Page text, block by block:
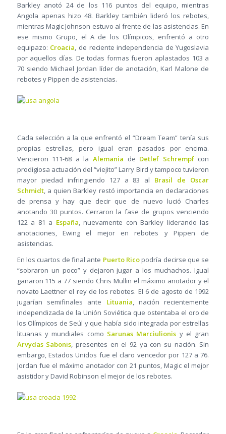
Barkley anotó 24 de los 116 puntos del equipo, mientras
Angola apenas hizo 48. Barkley también lideró los rebotes,
mientras Magic Johnson estuvo al frente de las asistencias. En
ese mismo Grupo, el A de los Olímpicos, enfrentó a otro
equipazo: Croacia, de reciente independencia de Yugoslavia
por aquellos días. De todas formas fueron aplastados 103 a
70 siendo Michael Jordan líder de anotación, Karl Malone de
rebotes y Pippen de asistencias.
Cada selección a la que enfrentó el “Dream Team” tenía sus
propias estrellas, pero igual eran pasados por encima.
Vencieron 111-68 a la Alemania de Detlef Schrempfcon
prodigiosa actuación del “viejito” Larry Bird y tampoco tuvieron
mayor piedad infringiendo 127 a 83 al Brasil de Oscar
Schmidt, a quien Barkley restó importancia en declaraciones
de prensa y hay que decir que de nuevo lució Charles
anotando 30 puntos. Cerraron la fase de grupos venciendo
122 a 81 a España, nuevamente con Barkley liderando las
anotaciones, Ewing el mejor en rebotes y Pippen de
asistencias.
En los cuartos de final ante Puerto Ricopodría decirse que se
“sobraron un poco” y dejaron jugar a los muchachos. Igual
ganaron 115 a 77 siendo Chris Mullin el máximo anotador y el
novato Laettner el rey de los rebotes. El 6 de agosto de 1992
jugarían semifinales ante Lituania, nación recientemente
independizada de la Unión Soviética que ostentaba el oro de
los Olímpicos de Seúl y que había sido integrada por estrellas
lituanas y mundiales como Sarunas Marciulionis y el gran
Arvydas Sabonis, presentes en el 92 ya con su nación. Sin
embargo, Estados Unidos fue el claro vencedor por 127 a 76.
Jordan fue el máximo anotador con 21 puntos, Magic el mejor
asistidor y David Robinson el mejor de los rebotes.